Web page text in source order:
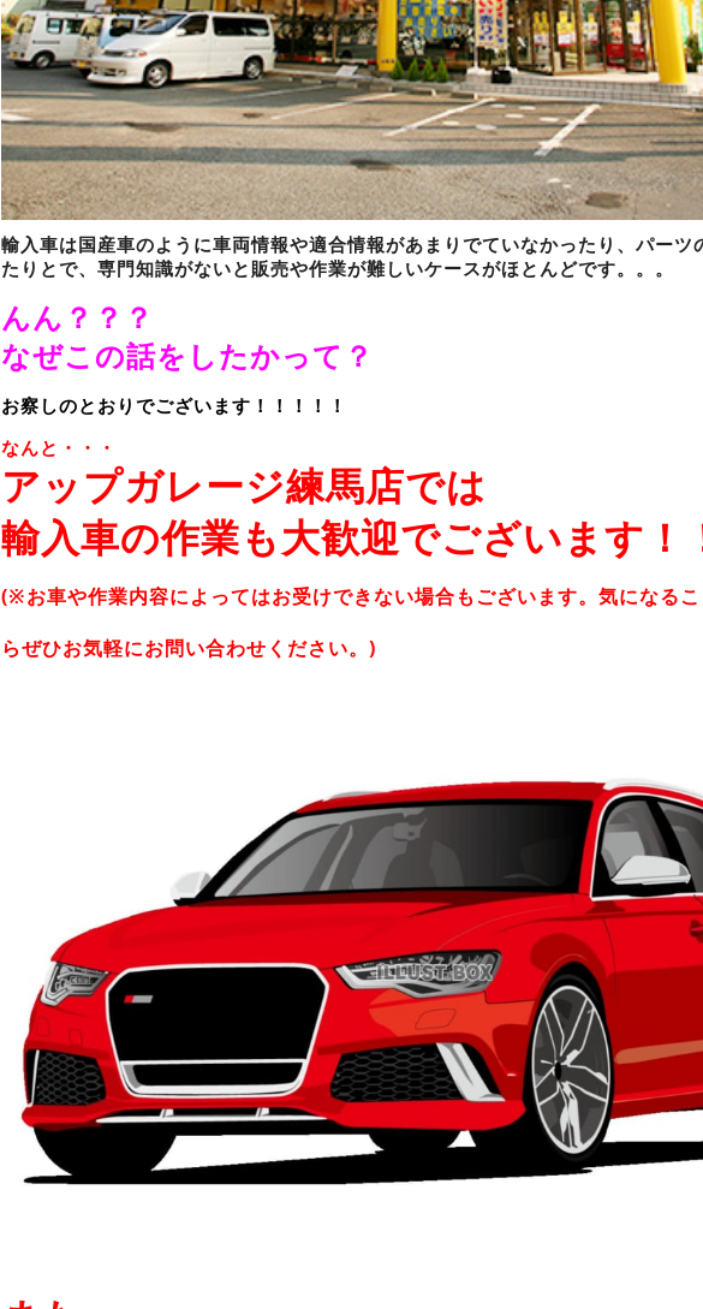
輸入車は国産車のように車両情報や適合情報があまりでていなかったり、パーツ
たりとで、専門知識がないと販売や作業が難しいケースがほとんどです。。。
んん？？？
なぜこの話をしたかって？
お察しのとおりでございます！！！！！
なんと・・・
アップガレージ練馬店では
輸入車の作業も大歓迎でございます！
(※お車や作業内容によってはお受けできない場合もございます。気になる
らぜひお気軽にお問い合わせください。)